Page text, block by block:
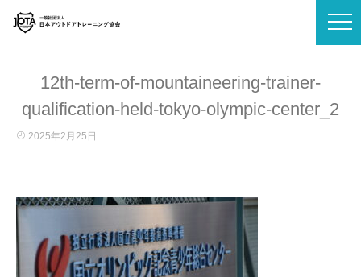
12th-term-of-mountaineering-trainer-
qualification-held-tokyo-olympic-center_2
2025年2月25日